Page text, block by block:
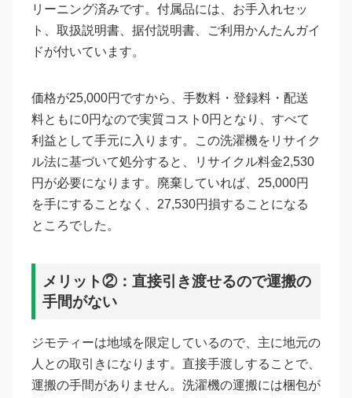
リーニング済みです。付属品には、お手入れセッ
ト、取扱説明書、据付説明書、ご利用かんたんガイ
ドが付いています。
価格が25,000円ですから、手数料・登録料・配送
料ともに0円なので実質コスト0円となり、すべて
利益として手元に入ります。この洗濯機をリサイク
ル法に基づいて処分すると、リサイクル料金2,530
円が必要になります。廃棄していれば、25,000円
を手にすることなく、27,530円損することになる
ところでした。
メリット②：直接引き渡せるので運搬の
手間がない
ジモティーは地域を限定しているので、主に地元の
人との取引きになります。直接手渡しすることで、
運搬の手間がありません。洗濯機の運搬には梱包が